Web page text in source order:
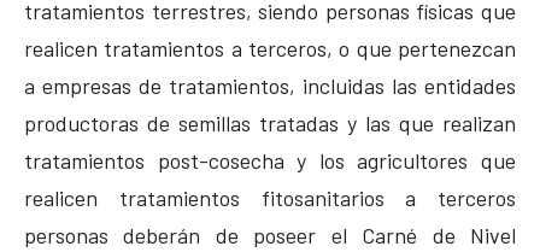
tratamientos terrestres, siendo personas físicas que
realicen tratamientos a terceros, o que pertenezcan
a empresas de tratamientos, incluidas las entidades
productoras de semillas tratadas y las que realizan
tratamientos post-cosecha y los agricultores que
realicen tratamientos fitosanitarios a terceros
personas deberán de poseer el Carné de Nivel